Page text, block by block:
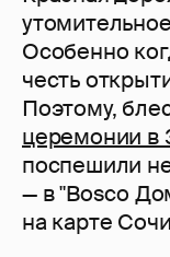
Особенно
честь
Поэтому,
церемонии в
поспешили
— в "Bosco
на карте